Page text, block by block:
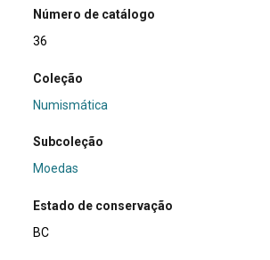
Número de catálogo
36
Coleção
Numismática
Subcoleção
Moedas
Estado de conservação
BC